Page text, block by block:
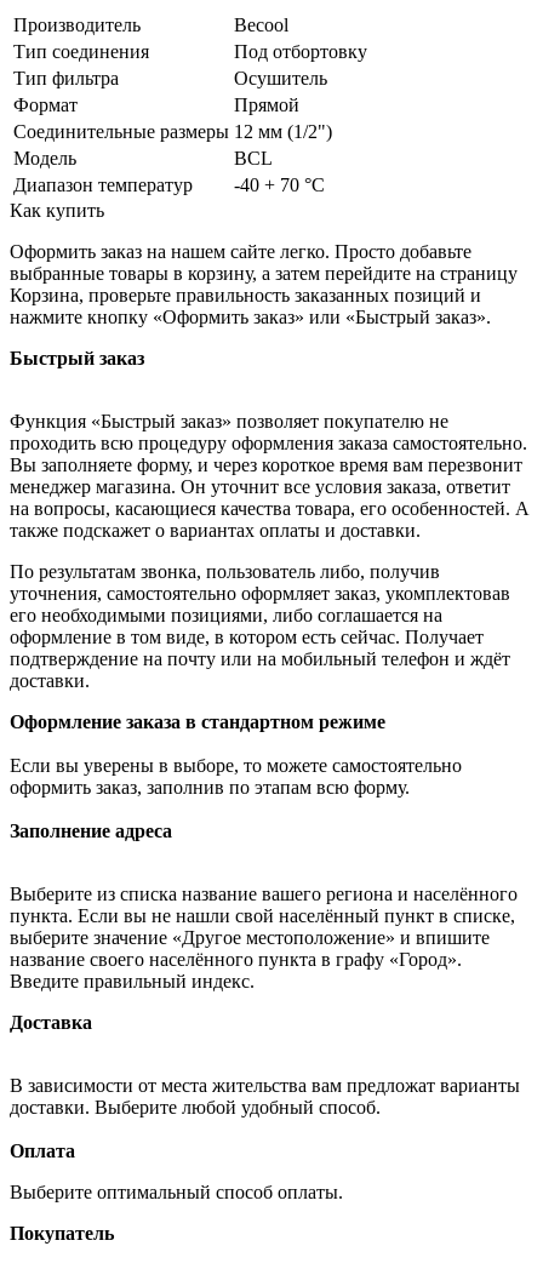
Производитель
Becool
Тип соединения
Под отбортовку
Тип фильтра
Осушитель
Формат
Прямой
Соединительные размеры 12 мм (1/2")
Модель
BCL
Диапазон температур
-40 + 70 °C
Как купить
Оформить заказ на нашем сайте легко. Просто добавьте
выбранные товары в корзину, а затем перейдите на страницу
Корзина, проверьте правильность заказанных позиций и
нажмите кнопку «Оформить заказ» или «Быстрый заказ».
Быстрый заказ
Функция «Быстрый заказ» позволяет покупателю не
проходить всю процедуру оформления заказа самостоятельно.
Вы заполняете форму, и через короткое время вам перезвонит
менеджер магазина. Он уточнит все условия заказа, ответит
на вопросы, касающиеся качества товара, его особенностей. А
также подскажет о вариантах оплаты и доставки.
По результатам звонка, пользователь либо, получив
уточнения, самостоятельно оформляет заказ, укомплектовав
его необходимыми позициями, либо соглашается на
оформление в том виде, в котором есть сейчас. Получает
подтверждение на почту или на мобильный телефон и ждёт
доставки.
Оформление заказа в стандартном режиме
Если вы уверены в выборе, то можете самостоятельно
оформить заказ, заполнив по этапам всю форму.
Заполнение адреса
Выберите из списка название вашего региона и населённого
пункта. Если вы не нашли свой населённый пункт в списке,
выберите значение «Другое местоположение» и впишите
название своего населённого пункта в графу «Город».
Введите правильный индекс.
Доставка
В зависимости от места жительства вам предложат варианты
доставки. Выберите любой удобный способ.
Оплата
Выберите оптимальный способ оплаты.
Покупатель